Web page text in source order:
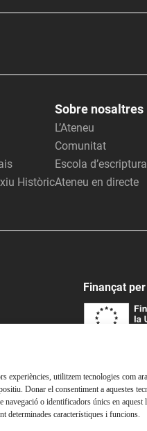
experiències, utilitzem tecnologies com
Donar el consentiment a aquestes
navegació o identificadors únics en
determinades característiques i funcions.
Històric
Sobre nosaltres
L’Ateneu
Comunitat
Escola d’escriptura
Ateneu en directe
Finançat per